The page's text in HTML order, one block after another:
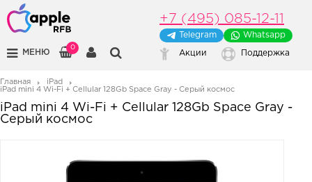
МЕНЮ
0
+7 (495) 085-12-11
Telegram Whatsapp
Акции Поддержка
Главная
iPad
iPad mini 4 Wi-Fi + Cellular 128Gb Space Gray - Серый космос
iPad mini 4 Wi-Fi + Cellular 128Gb Space Gray -
Серый космос